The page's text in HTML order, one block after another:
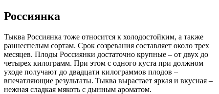
Россиянка
Тыква Россиянка тоже относится к холодостойким, а также
раннеспелым сортам. Срок созревания составляет около трех
месяцев. Плоды Россиянки достаточно крупные – от двух до
четырех килограмм. При этом с одного куста при должном
уходе получают до двадцати килограммов плодов –
впечатляющие результаты. Тыква вырастает яркая и вкусная –
нежная сладкая мякоть с дынным ароматом.